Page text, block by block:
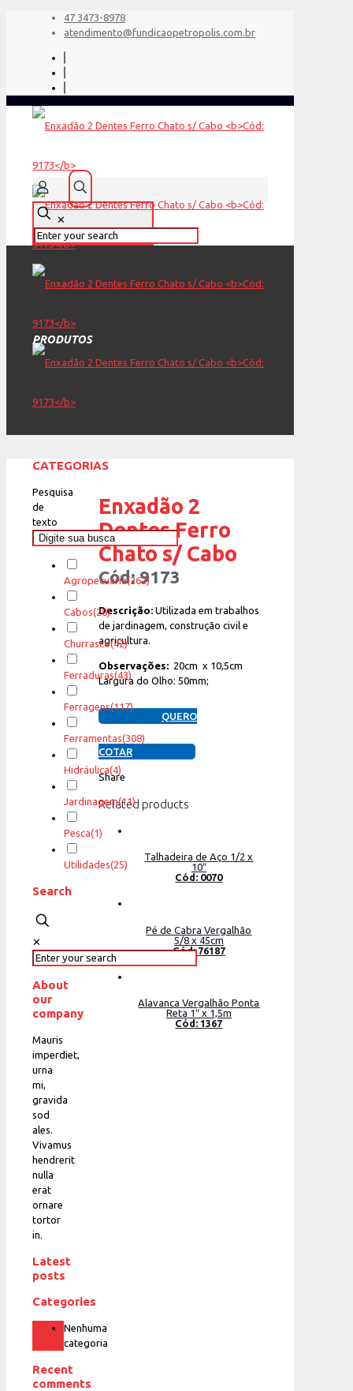
47 3473-8978
atendimento@fundicaopetropolis.com.br
✕
PRODUTOS
Enxadão 2
Dentes Ferro
Chato s/ Cabo
Cód: 9173
Descrição:Utilizada em trabalhos
de jardinagem, construção civil e
agricultura.
Observações: 20cm x 10,5cm
Largura do Olho: 50mm;
QUERO
COTAR
Share
Related products
Talhadeira de Aço 1/2 x
10″
Cód: 0070
Pé de Cabra Vergalhão
5/8 x 45cm
Cód: 76187
Alavanca Vergalhão Ponta
Reta 1″ x 1,5m
Cód: 1367
CATEGORIAS
Pesquisa
de
texto
Agropecuária(262)
Cabos(28)
Churrasco(42)
Ferraduras(43)
Ferragens(117)
Ferramentas(308)
Hidráulica(4)
Jardinagem(11)
Pesca(1)
Utilidades(25)
Search
✕
About
our
company
Mauris
imperdiet,
urna
mi,
gravida
sod
ales.
Vivamus
hendrerit
nulla
erat
ornare
tortor
in.
Latest
posts
Categories
Nenhuma
categoria
Recent
comments